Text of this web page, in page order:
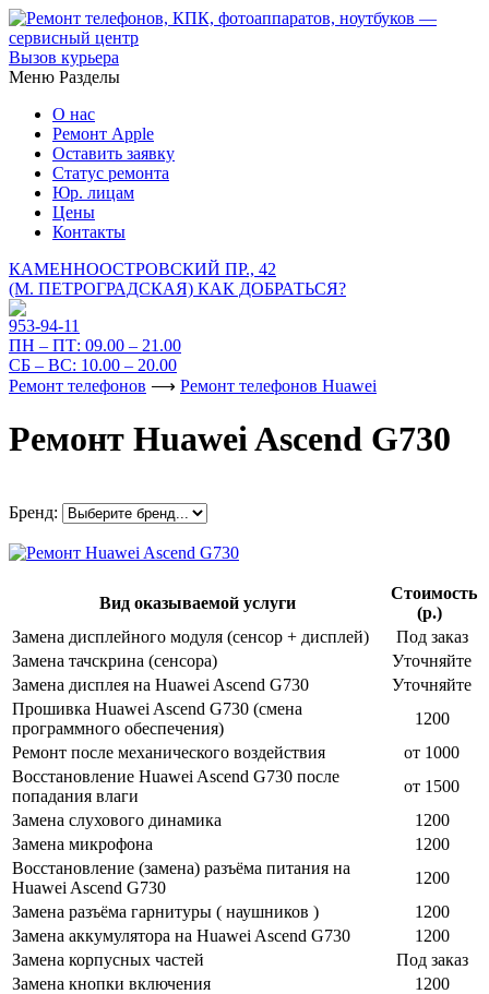
Вызов курьера
Меню Разделы
О нас
Ремонт Apple
Оставить заявку
Статус ремонта
Юр. лицам
Цены
Контакты
КАМЕННООСТРОВСКИЙ ПР., 42
(М. ПЕТРОГРАДСКАЯ) КАК ДОБРАТЬСЯ?
953-94-11
ПН – ПТ: 09.00 – 21.00
СБ – ВС: 10.00 – 20.00
Ремонт телефонов ⟶ Ремонт телефонов Huawei
Ремонт Huawei Ascend G730
Бренд:
Вид оказываемой услуги
Стоимость
(р.)
Замена дисплейного модуля (сенсор + дисплей)
Под заказ
Замена тачскрина (сенсора)
Уточняйте
Замена дисплея на Huawei Ascend G730
Уточняйте
Прошивка Huawei Ascend G730 (смена
программного обеспечения)
1200
Ремонт после механического воздействия
от 1000
Восстановление Huawei Ascend G730 после
попадания влаги
от 1500
Замена слухового динамика
1200
Замена микрофона
1200
Восстановление (замена) разъёма питания на
Huawei Ascend G730
1200
Замена разъёма гарнитуры ( наушников )
1200
Замена аккумулятора на Huawei Ascend G730
1200
Замена корпусных частей
Под заказ
Замена кнопки включения
1200